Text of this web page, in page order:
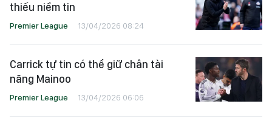
thiếu niềm tin
Premier League 13/04/2026 08:24
Carrick tự tin có thể giữ chân tài
năng Mainoo
Premier League 13/04/2026 06:06